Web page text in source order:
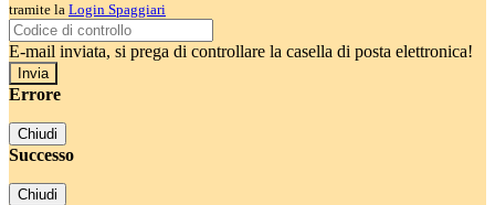
tramite la Login Spaggiari
E-mail inviata, si prega di controllare la casella di posta elettronica!
Errore
Chiudi
Successo
Chiudi